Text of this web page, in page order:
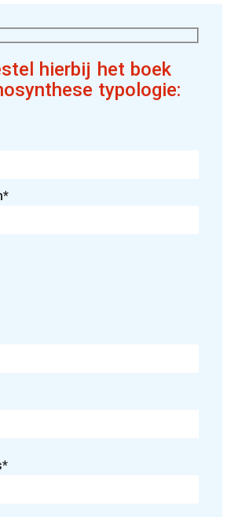
hierbij het boek
typologie: